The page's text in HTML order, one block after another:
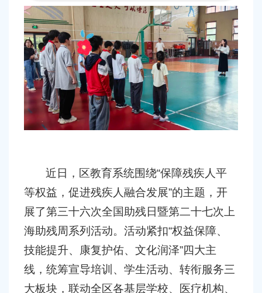
近日，区教育系统围绕“保障残疾人平
等权益，促进残疾人融合发展”的主题，开
展了第三十六次全国助残日暨第二十七次上
海助残周系列活动。活动紧扣“权益保障、
技能提升、康复护佑、文化润泽”四大主
线，统筹宣导培训、学生活动、转衔服务三
大板块，联动全区各基层学校、医疗机构、